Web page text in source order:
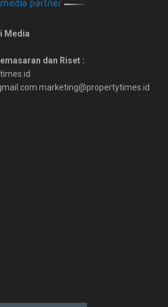
Media
dan Riset :
marketing@propertytimes.id